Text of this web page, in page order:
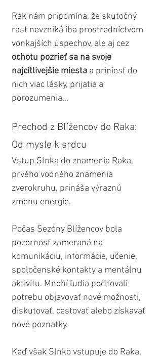
Rak nám pripomína, že skutočný
rast nevzniká iba prostredníctvom
vonkajších úspechov, ale aj cez
ochotu pozrieť sa na svoje
najcitlivejšie miesta a priniesť do
nich viac lásky, prijatia a
porozumenia...
Prechod z Blížencov do Raka:
Od mysle k srdcu
Vstup Slnka do znamenia Raka,
prvého vodného znamenia
zverokruhu, prináša výraznú
zmenu energie.
Počas Sezóny Blížencov bola
pozornosť zameraná na
komunikáciu, informácie, učenie,
spoločenské kontakty a mentálnu
aktivitu. Mnohí ľudia pociťovali
potrebu objavovať nové možnosti,
diskutovať, cestovať alebo získavať
nové poznatky.
Keď však Slnko vstupuje do Raka,